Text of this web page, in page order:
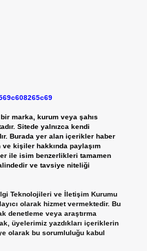
marka, kurum veya şahıs
Sitede yalnızca kendi
Burada yer alan içerikler haber
kişiler hakkında paylaşım
ile isim benzerlikleri tamamen
ve tavsiye niteliği
Teknolojileri ve İletişim Kurumu
olarak hizmet vermektedir. Bu
denetleme veya araştırma
üyelerimiz yazdıkları içeriklerin
olarak bu sorumluluğu kabul